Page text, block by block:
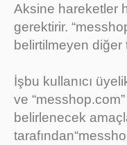
Aksine hareketler
gerektirir.
belirtilmeyen diğer
İşbu kullanıcı
ve
belirlenecek